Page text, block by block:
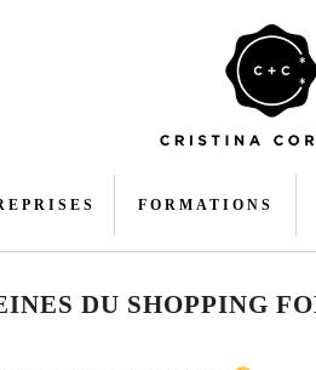
FORMATIONS
DU SHOPPING